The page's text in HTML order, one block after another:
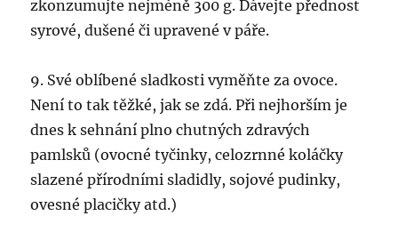
zkonzumujte nejméně 300 g. Dávejte přednost
syrové, dušené či upravené v páře.
9. Své oblíbené sladkosti vyměňte za ovoce.
Není to tak těžké, jak se zdá. Při nejhorším je
dnes k sehnání plno chutných zdravých
pamlsků (ovocné tyčinky, celozrnné koláčky
slazené přírodními sladidly, sojové pudinky,
ovesné placičky atd.)